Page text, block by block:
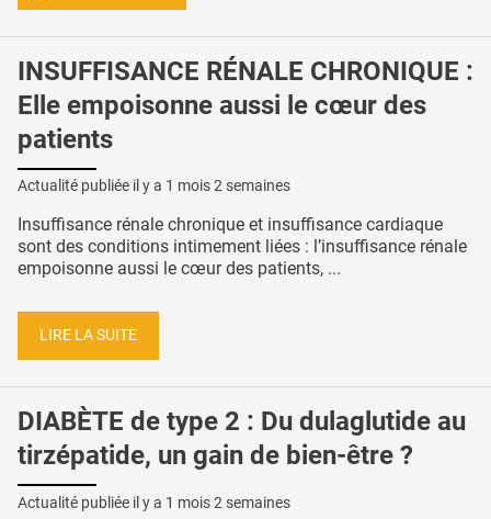
INSUFFISANCE RÉNALE CHRONIQUE :
Elle empoisonne aussi le cœur des
patients
Actualité publiée il y a 1 mois 2 semaines
Insuffisance rénale chronique et insuffisance cardiaque
sont des conditions intimement liées : l’insuffisance rénale
empoisonne aussi le cœur des patients, ...
LIRE LA SUITE
DIABÈTE de type 2 : Du dulaglutide au
tirzépatide, un gain de bien-être ?
Actualité publiée il y a 1 mois 2 semaines